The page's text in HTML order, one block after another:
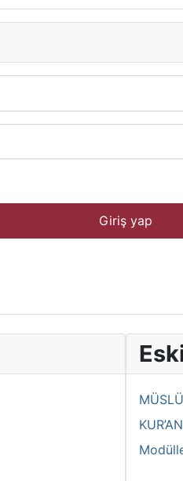
Giriş yap